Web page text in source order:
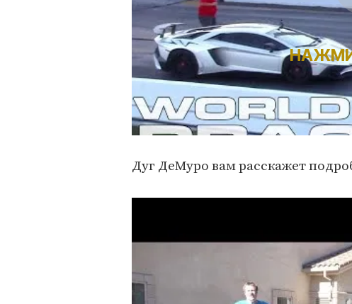
Дуг ДеМуро вам расскажет